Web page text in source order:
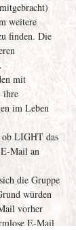
weitere
finden. Die
mit
ihre
im Leben
ob LIGHT das
Mail an
die Gruppe
würden
vorher
E-Mail